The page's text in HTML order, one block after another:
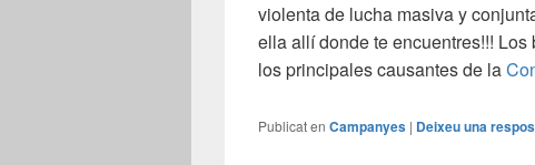
violenta de lucha masiva y
ella allí donde te encuentres!!!
los principales causantes de la
Publicat en Campanyes | Deixeu una